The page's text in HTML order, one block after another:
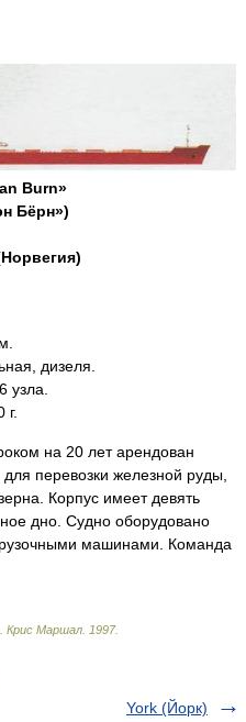
Burn»
Бёрн»)
дизеля.
узла.
г.
на 20 лет арендован
перевозки железной руды,
Корпус имеет девять
дно. Судно оборудовано
машинами. Команда 
. Крис Маршал. 1997.
York (Йорк)